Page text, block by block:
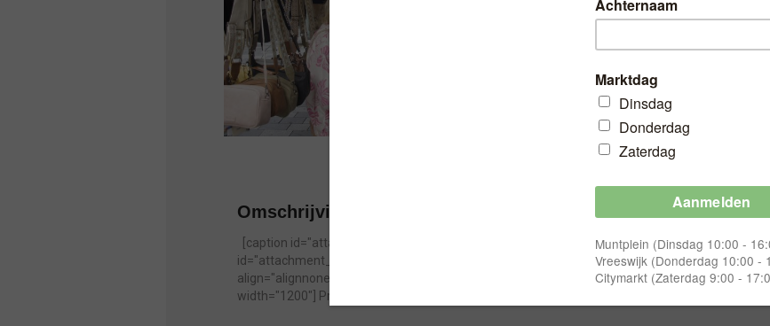
Linda’s lederwaren (Alleen
Omschrijving
[caption id="attachment_7668" align="alignnone" width="1200"]Processed with MOLDIV[/
id="attachment_7523" align="alignnone" width="1200"]
Processed with MOLDIV[/caption]
align="alignnone" width="1200"]
Processed with MOLDIV[/caption][caption
width="1200"]
Processed with MOLDIV[/caption]